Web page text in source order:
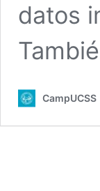
datos
CampUCSS